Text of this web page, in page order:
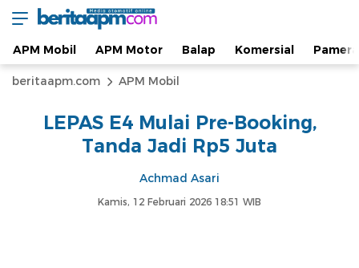
beritaapm.com
Berita Otomotif dan Informasi APM Otomotif
APM Mobil APM Motor Balap Komersial
beritaapm.com APM Mobil
LEPAS E4 Mulai Pre-Booking,
Tanda Jadi Rp5 Juta
Achmad Asari
Kamis, 12 Februari 2026 18:51 WIB